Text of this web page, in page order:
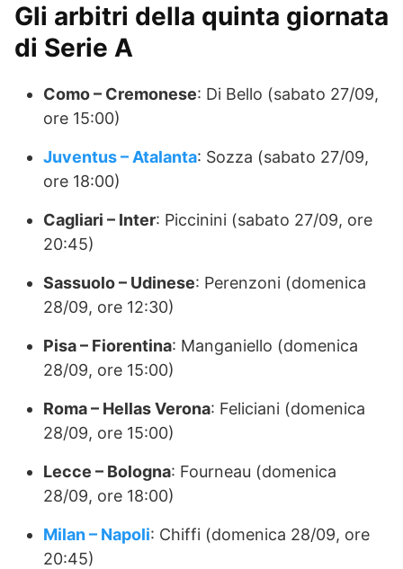
Gli arbitri della quinta giornata
di Serie A
Como – Cremonese: Di Bello (sabato 27/09,
ore 15:00)
Juventus – Atalanta: Sozza (sabato 27/09,
ore 18:00)
Cagliari – Inter: Piccinini (sabato 27/09, ore
20:45)
Sassuolo – Udinese: Perenzoni (domenica
28/09, ore 12:30)
Pisa – Fiorentina: Manganiello (domenica
28/09, ore 15:00)
Roma – Hellas Verona: Feliciani (domenica
28/09, ore 15:00)
Lecce – Bologna: Fourneau (domenica
28/09, ore 18:00)
Milan – Napoli: Chiffi (domenica 28/09, ore
20:45)